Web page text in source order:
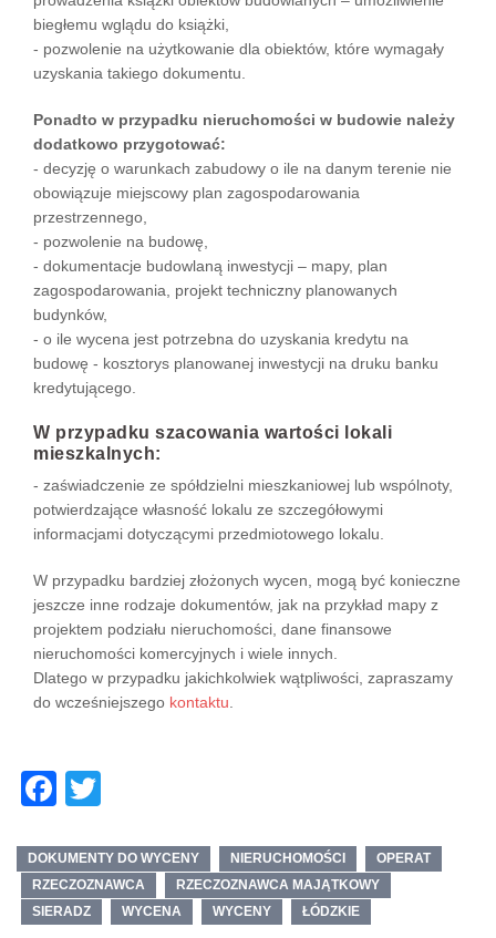
biegłemu wglądu do książki,
- pozwolenie na użytkowanie dla obiektów, które wymagały
uzyskania takiego dokumentu.
Ponadto w przypadku nieruchomości w budowie należy
dodatkowo przygotować:
- decyzję o warunkach zabudowy o ile na danym terenie nie
obowiązuje miejscowy plan zagospodarowania
przestrzennego,
- pozwolenie na budowę,
- dokumentacje budowlaną inwestycji – mapy, plan
zagospodarowania, projekt techniczny planowanych
budynków,
- o ile wycena jest potrzebna do uzyskania kredytu na
budowę - kosztorys planowanej inwestycji na druku banku
kredytującego.
W przypadku szacowania wartości lokali
mieszkalnych:
- zaświadczenie ze spółdzielni mieszkaniowej lub wspólnoty,
potwierdzające własność lokalu ze szczegółowymi
informacjami dotyczącymi przedmiotowego lokalu.
W przypadku bardziej złożonych wycen, mogą być konieczne
jeszcze inne rodzaje dokumentów, jak na przykład mapy z
projektem podziału nieruchomości, dane finansowe
nieruchomości komercyjnych i wiele innych.
Dlatego w przypadku jakichkolwiek wątpliwości, zapraszamy
do wcześniejszego kontaktu.
Facebook
DOKUMENTY DO WYCENY NIERUCHOMOŚCI
OPERAT
RZECZOZNAWCA
RZECZOZNAWCA MAJĄTKOWY
SIERADZ
WYCENA WYCENY ŁÓDZKIE